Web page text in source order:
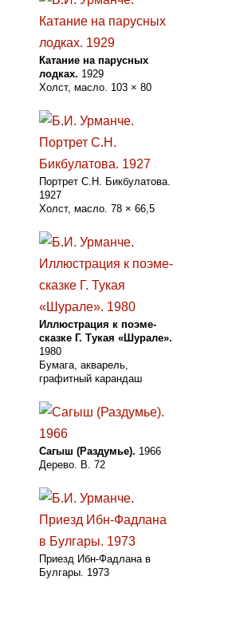
Катание на парусных
лодках. 1929
Холст, масло. 103 × 80
Портрет С.Н. Бикбулатова.
1927
Холст, масло. 78 × 66,5
Иллюстрация к поэме-
сказке Г. Тукая «Шурале».
1980
Бумага, акварель,
графитный карандаш
Сагыш (Раздумье). 1966
Дерево. B. 72
Приезд Ибн-Фадлана в
Булгары. 1973